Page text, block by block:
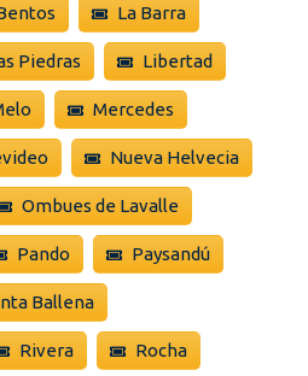
La Barra
Piedras Libertad
Mercedes
Nueva Helvecia
Ombues de Lavalle
Pando Paysandú
Ballena
Rivera Rocha